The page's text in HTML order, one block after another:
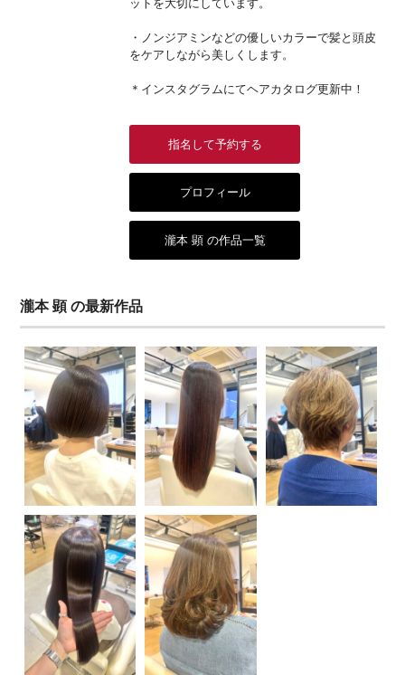
ットを大切にしています。
・ノンジアミンなどの優しいカラーで髪と頭皮
をケアしながら美しくします。
＊インスタグラムにてヘアカタログ更新中！
指名して予約する
プロフィール
瀧本 顕 の作品一覧
瀧本 顕 の最新作品